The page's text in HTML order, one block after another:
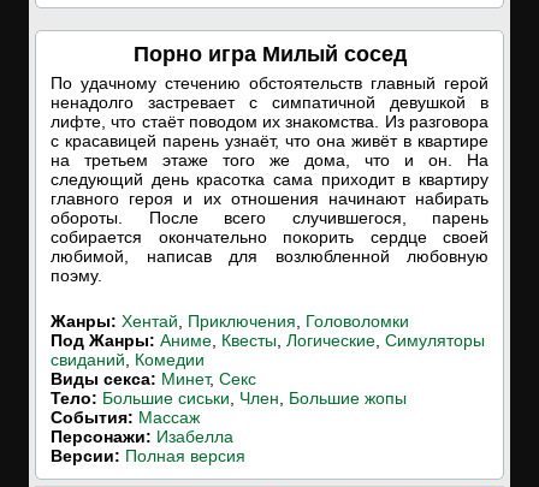
Порно игра Милый сосед
По удачному стечению обстоятельств главный герой
ненадолго застревает с симпатичной девушкой в
лифте, что стаёт поводом их знакомства. Из разговора
с красавицей парень узнаёт, что она живёт в квартире
на третьем этаже того же дома, что и он. На
следующий день красотка сама приходит в квартиру
главного героя и их отношения начинают набирать
обороты. После всего случившегося, парень
собирается окончательно покорить сердце своей
любимой, написав для возлюбленной любовную
поэму.
Жанры: Хентай Приключения
Головоломки
Под Жанры: Аниме Квесты Логические Симуляторы
свиданий
Комедии
Виды секса: Минет, Секс
Тело: Большие сиськи Член
Большие жопы
События: Массаж
Персонажи: Изабелла
Версии: Полная версия